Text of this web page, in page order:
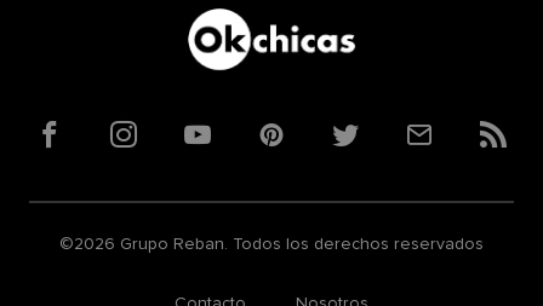
FacebookInstagramYouTubePinterestTwitterCorreoRSS
©2026 Grupo Reban. Todos los derechos reservados